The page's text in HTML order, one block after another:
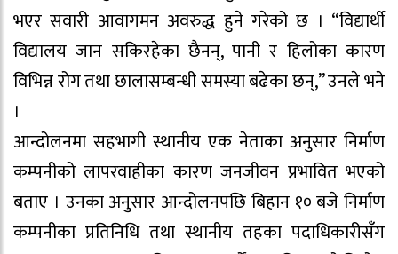
भएर सवारी आवागमन अवरुद्ध हुने गरेको छ । “विद्यार्थी
विद्यालय जान सकिरहेका छैनन्, पानी र हिलोका कारण
विभिन्न रोग तथा छालासम्बन्धी समस्या बढेका छन्,” उनले भने
।
आन्दोलनमा सहभागी स्थानीय एक नेताका अनुसार निर्माण
कम्पनीको लापरवाहीका कारण जनजीवन प्रभावित भएको
बताए । उनका अनुसार आन्दोलनपछि बिहान १० बजे निर्माण
कम्पनीका प्रतिनिधि तथा स्थानीय तहका पदाधिकारीसँग